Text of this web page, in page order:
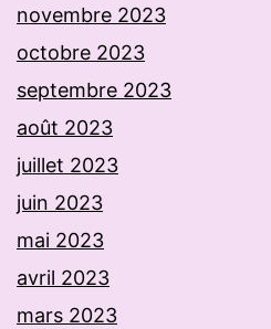
novembre 2023
octobre 2023
septembre 2023
août 2023
juillet 2023
juin 2023
mai 2023
avril 2023
mars 2023